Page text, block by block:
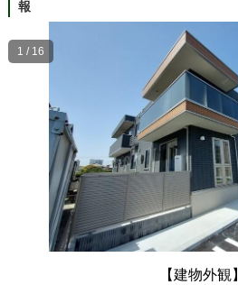
報
【建物外観】
1 / 16